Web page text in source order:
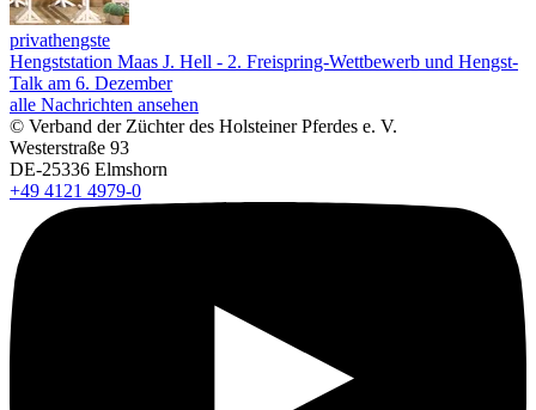
privathengste
Hengststation Maas J. Hell - 2. Freispring-Wettbewerb und Hengst-
Talk am 6. Dezember
alle Nachrichten ansehen
© Verband der Züchter des Holsteiner Pferdes e. V.
Westerstraße 93
DE-25336 Elmshorn
+49 4121 4979-0